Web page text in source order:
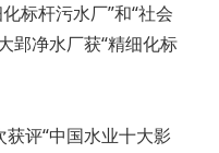
标杆污水厂”和“社会
郢净水厂获“精细化标
评“中国水业十大影